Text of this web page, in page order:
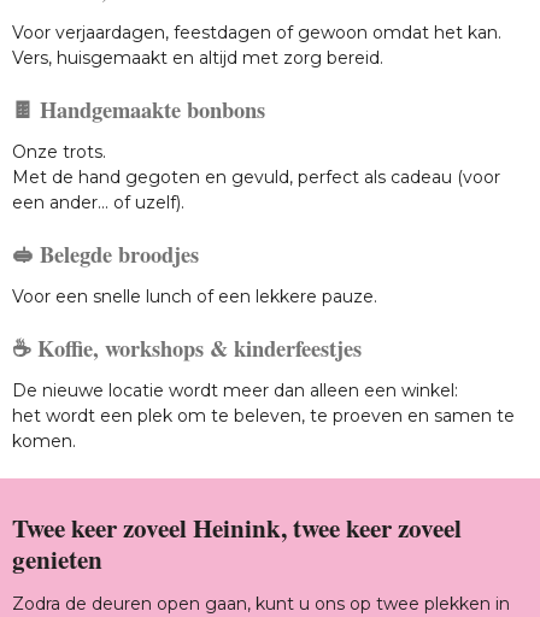
Voor verjaardagen, feestdagen of gewoon omdat het kan.
Vers, huisgemaakt en altijd met zorg bereid.
🍫 Handgemaakte bonbons
Onze trots.
Met de hand gegoten en gevuld, perfect als cadeau (voor
een ander… of uzelf).
🥪 Belegde broodjes
Voor een snelle lunch of een lekkere pauze.
☕ Koffie, workshops & kinderfeestjes
De nieuwe locatie wordt meer dan alleen een winkel:
het wordt een plek om te beleven, te proeven en samen te
komen.
Twee keer zoveel Heinink, twee keer zoveel
genieten
Zodra de deuren open gaan, kunt u ons op twee plekken in